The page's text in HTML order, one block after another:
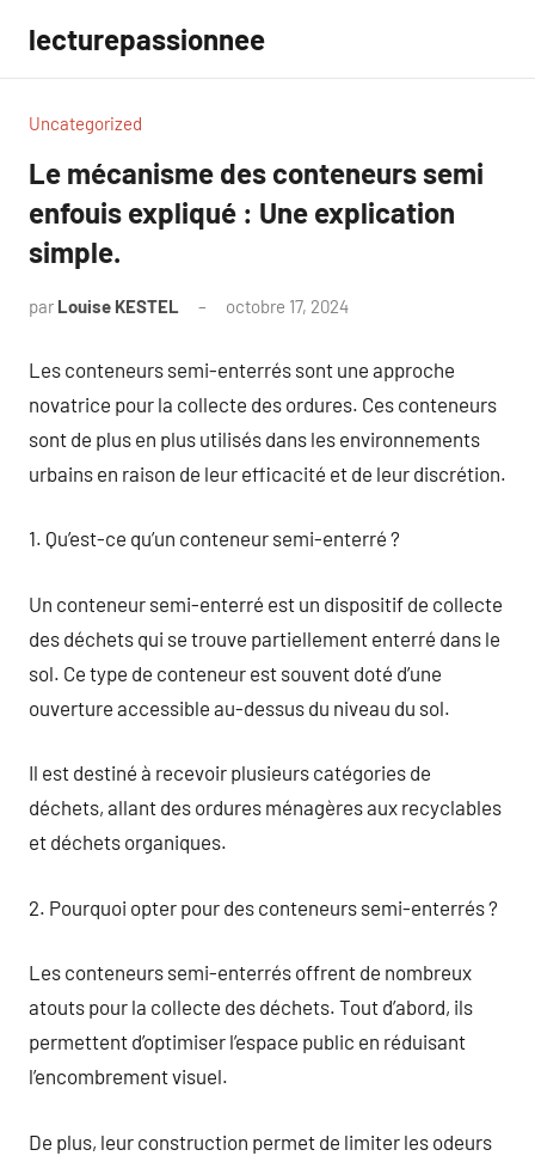
contenu
lecturepassionnee
Uncategorized
Le mécanisme des conteneurs semi
enfouis expliqué : Une explication
simple.
par Louise KESTEL octobre 17, 2024
Les conteneurs semi-enterrés sont une approche
novatrice pour la collecte des ordures. Ces conteneurs
sont de plus en plus utilisés dans les environnements
urbains en raison de leur efficacité et de leur discrétion.
1. Qu’est-ce qu’un conteneur semi-enterré ?
Un conteneur semi-enterré est un dispositif de collecte
des déchets qui se trouve partiellement enterré dans le
sol. Ce type de conteneur est souvent doté d’une
ouverture accessible au-dessus du niveau du sol.
Il est destiné à recevoir plusieurs catégories de
déchets, allant des ordures ménagères aux recyclables
et déchets organiques.
2. Pourquoi opter pour des conteneurs semi-enterrés ?
Les conteneurs semi-enterrés offrent de nombreux
atouts pour la collecte des déchets. Tout d’abord, ils
permettent d’optimiser l’espace public en réduisant
l’encombrement visuel.
De plus, leur construction permet de limiter les odeurs